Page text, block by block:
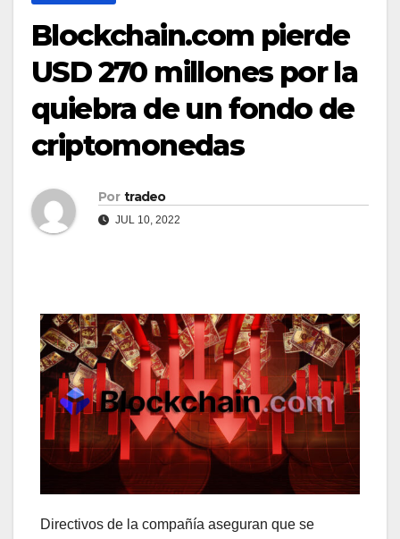
Blockchain.com pierde
USD 270 millones por la
quiebra de un fondo de
criptomonedas
Por tradeo
JUL 10, 2022
Directivos de la compañía aseguran que se